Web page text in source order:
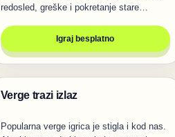
redosled, greške i pokretanje stare…
Igraj besplatno
Igre
Verge trazi izlaz
Popularna verge igrica je stigla i kod nas.